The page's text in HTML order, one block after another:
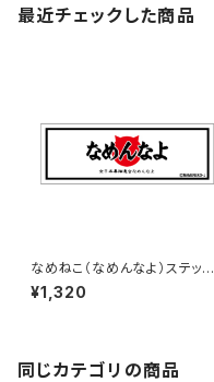
最近チェックした商品
なめねこ（なめんなよ）ステッカ
ー（大）J-1
¥1,320
同じカテゴリの商品